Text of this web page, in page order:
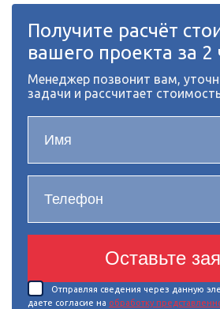
Получите расчёт
вашего проекта за 2
Менеджер позвонит вам,
задачи и рассчитает
Оставьте
Отправляя сведения через данную
даете согласие на обработку